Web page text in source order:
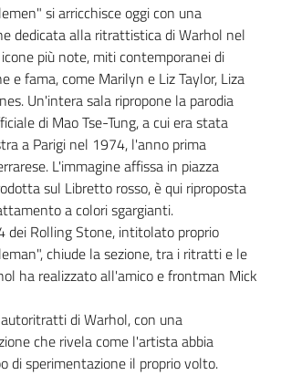
si arricchisce oggi con una
dedicata alla ritrattistica di Warhol nel
più note, miti contemporanei di
e fama, come Marilyn e Liz Taylor, Liza
Un'intera sala ripropone la parodia
di Mao Tse-Tung, a cui era stata
a Parigi nel 1974, l'anno prima
L'immagine affissa in piazza
sul Libretto rosso, è qui riproposta
a colori sgargianti.
dei Rolling Stone, intitolato proprio
chiude la sezione, tra i ritratti e le
ha realizzato all'amico e frontman Mick
di Warhol, con una
che rivela come l'artista abbia
di sperimentazione il proprio volto.